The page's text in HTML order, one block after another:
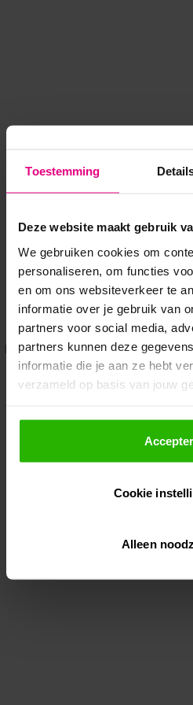
Toestemming
Deze website maakt gebruik
We gebruiken cookies om
personaliseren, om functies
en om ons websiteverkeer te
informatie over je gebruik van
partners voor social media,
partners kunnen deze
informatie die je aan ze hebt
verzameld op basis van jouw
Als je op "Accepteer" klikt, dan
toestemming om cookies voor
gepersonaliseerde
Lees hier meer over in ons
Via "Cookie instellingen" kun je
Cookie
Alleen
Application error: a client-side
loadingwww.voordeeluitjes.nl